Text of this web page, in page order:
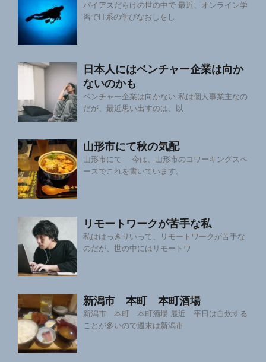
バイアスだらけの世の中で 最近、オンライン学
習でIT系の学びなおしをし
日本人にはベンチャー企業は向か
ないのかも
ベンチャー企業は向かない 私は個人事業主なの
だが、最近思い出すのは、以
山形市にて秋の気配
山形市にて 今は、山形市のコワーキングスペ
ースでこれを書いています。
リモートワークが苦手な私
私ははっきりいって、リモートワークが苦手な
のだが、世の中にはリモートワ
新潟市 本町 本町酒場
新潟市 本町 本町酒場 最近 平日は自炊する
ことが多いので週末は新潟市